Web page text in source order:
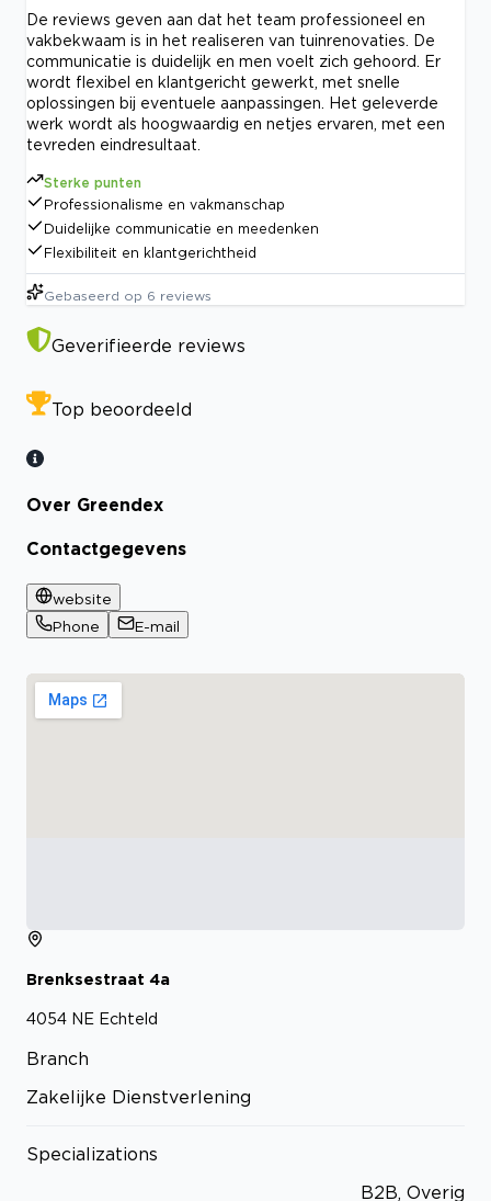
De reviews geven aan dat het team professioneel en
vakbekwaam is in het realiseren van tuinrenovaties. De
communicatie is duidelijk en men voelt zich gehoord. Er
wordt flexibel en klantgericht gewerkt, met snelle
oplossingen bij eventuele aanpassingen. Het geleverde
werk wordt als hoogwaardig en netjes ervaren, met een
tevreden eindresultaat.
Sterke punten
Professionalisme en vakmanschap
Duidelijke communicatie en meedenken
Flexibiliteit en klantgerichtheid
Gebaseerd op 6 reviews
Geverifieerde reviews
Top beoordeeld
Over Greendex
Contactgegevens
website
Phone
E-mail
Brenksestraat 4a
4054 NE Echteld
Branch
Zakelijke Dienstverlening
Specializations
B2B, Overig